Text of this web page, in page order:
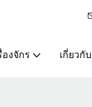
องจักร เกี่ยวกับ